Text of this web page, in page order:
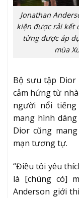
Jonathan
kiện được rải kết
từng được áp
mùa
Bộ sưu tập Dior
cảm hứng từ
người nổi
mang hình
Dior cũng
mạn tương tự.
“Điều tôi yêu
là [chúng có]
Anderson giới